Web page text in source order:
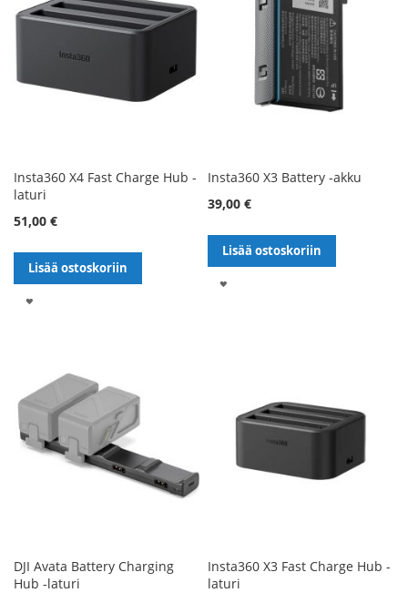
Insta360 X4 Fast Charge Hub -
laturi
51,00 €
Lisää ostoskoriin
Insta360 X3 Battery -akku
39,00 €
Lisää ostoskoriin
DJI Avata Battery Charging
Hub -laturi
Insta360 X3 Fast Charge Hub -
laturi